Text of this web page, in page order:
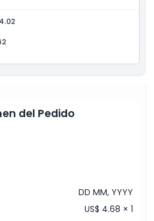
Hedge Maze, Mirror
del Pedido
DD MM, YYYY
US$ 4.68 × 1